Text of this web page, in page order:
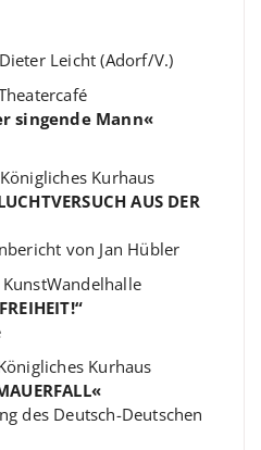
Leicht (Adorf/V.)
singende Mann«
Kurhaus
AUS DER
von Jan Hübler
Kurhaus
des Deutsch-Deutschen